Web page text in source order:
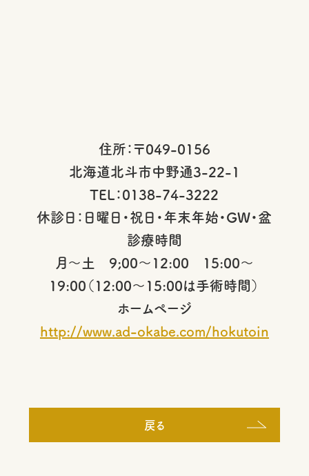
住所：〒049-0156
北海道北斗市中野通3-22-1
TEL：0138-74-3222
休診日：日曜日・祝日・年末年始・GW・盆
診療時間
月～土 9;00～12:00 15:00～
19:00（12:00～15:00は手術時間）
ホームページ
http://www.ad-okabe.com/hokutoin
戻る